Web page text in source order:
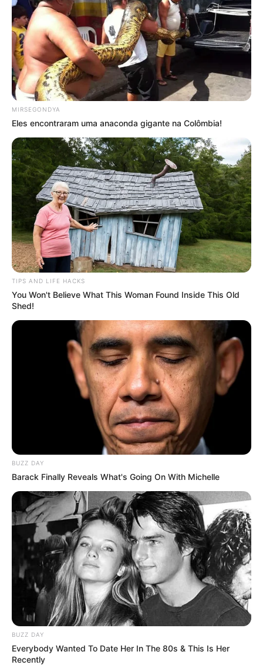
MIRSEGONDYA
Eles encontraram uma anaconda gigante na Colômbia!
TIPS AND LIFE HACKS
You Won't Believe What This Woman Found Inside This Old
Shed!
BUZZ DAY
Barack Finally Reveals What's Going On With Michelle
BUZZ DAY
Everybody Wanted To Date Her In The 80s & This Is Her
Recently